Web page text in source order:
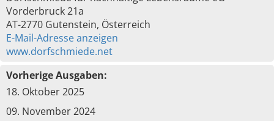
Vorderbruck 21a
AT-2770 Gutenstein, Österreich
E-Mail-Adresse anzeigen
www.dorfschmiede.net
Vorherige Ausgaben:
18. Oktober 2025
09. November 2024